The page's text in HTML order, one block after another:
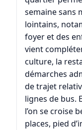
semaine sans
lointains,
foyer et des
vient
culture, la
démarches
de trajet
lignes de bus.
l’on se croise
places, pied